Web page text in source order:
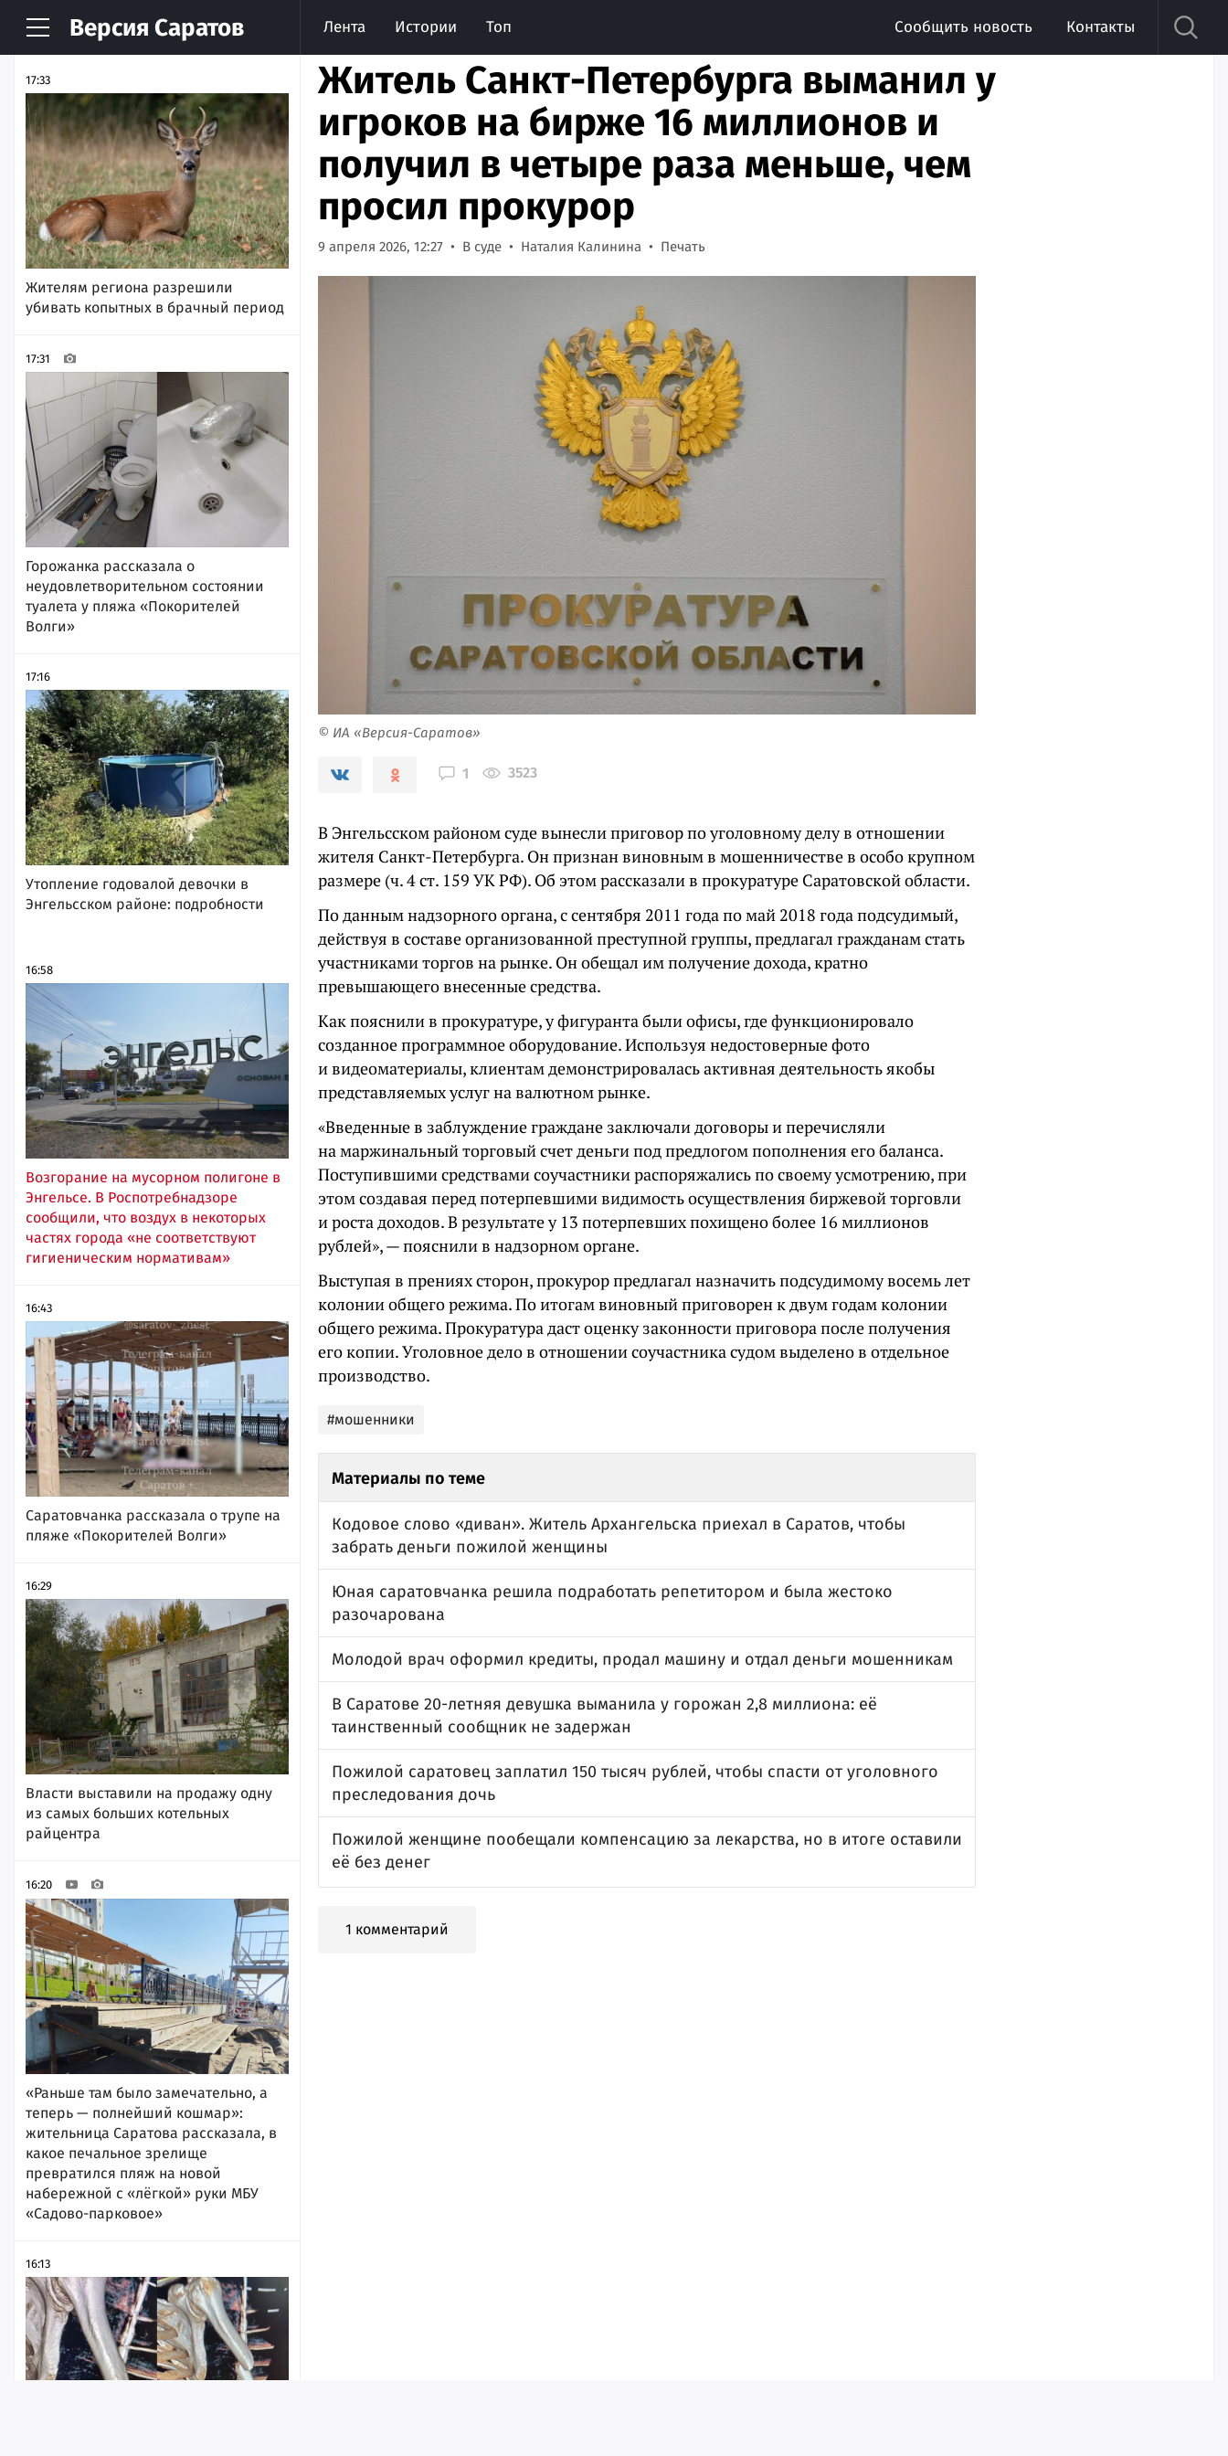
Версия Саратов Лента Истории Топ Сообщить новость Контакты
НОВОСТИ АРХИВ
17:33
Жителям региона разрешили
убивать копытных в брачный период
17:31
Горожанка рассказала о
неудовлетворительном состоянии
туалета у пляжа «Покорителей
Волги»
17:16
Утопление годовалой девочки в
Энгельсском районе: подробности
16:58
Возгорание на мусорном полигоне в
Энгельсе. В Роспотребнадзоре
сообщили, что воздух в некоторых
частях города «не соответствуют
гигиеническим нормативам»
16:43
Саратовчанка рассказала о трупе на
пляже «Покорителей Волги»
16:29
Власти выставили на продажу одну
из самых больших котельных
райцентра
16:20
«Раньше там было замечательно, а
теперь — полнейший кошмар»:
жительница Саратова рассказала, в
какое печальное зрелище
превратился пляж на новой
набережной с «лёгкой» руки МБУ
«Садово-парковое»
16:13
Житель Санкт-Петербурга выманил у
игроков на бирже 16 миллионов и
получил в четыре раза меньше, чем
просил прокурор
9 апреля 2026, 12:27 В суде Наталия Калинина Печать
© ИА «Версия-Саратов»
1 3523
В Энгельсском районом суде вынесли приговор по уголовному делу в отношении
жителя Санкт-Петербурга. Он признан виновным в мошенничестве в особо крупном
размере (ч. 4 ст. 159 УК РФ). Об этом рассказали в прокуратуре Саратовской области.
По данным надзорного органа, с сентября 2011 года по май 2018 года подсудимый,
действуя в составе организованной преступной группы, предлагал гражданам стать
участниками торгов на рынке. Он обещал им получение дохода, кратно
превышающего внесенные средства.
Как пояснили в прокуратуре, у фигуранта были офисы, где функционировало
созданное программное оборудование. Используя недостоверные фото
и видеоматериалы, клиентам демонстрировалась активная деятельность якобы
представляемых услуг на валютном рынке.
«Введенные в заблуждение граждане заключали договоры и перечисляли
на маржинальный торговый счет деньги под предлогом пополнения его баланса.
Поступившими средствами соучастники распоряжались по своему усмотрению, при
этом создавая перед потерпевшими видимость осуществления биржевой торговли
и роста доходов. В результате у 13 потерпевших похищено более 16 миллионов
рублей», — пояснили в надзорном органе.
Выступая в прениях сторон, прокурор предлагал назначить подсудимому восемь лет
колонии общего режима. По итогам виновный приговорен к двум годам колонии
общего режима. Прокуратура даст оценку законности приговора после получения
его копии. Уголовное дело в отношении соучастника судом выделено в отдельное
производство.
#мошенники
Материалы по теме
Кодовое слово «диван». Житель Архангельска приехал в Саратов, чтобы
забрать деньги пожилой женщины
Юная саратовчанка решила подработать репетитором и была жестоко
разочарована
Молодой врач оформил кредиты, продал машину и отдал деньги мошенникам
В Саратове 20-летняя девушка выманила у горожан 2,8 миллиона: её
таинственный сообщник не задержан
Пожилой саратовец заплатил 150 тысяч рублей, чтобы спасти от уголовного
преследования дочь
Пожилой женщине пообещали компенсацию за лекарства, но в итоге оставили
её без денег
1 комментарий